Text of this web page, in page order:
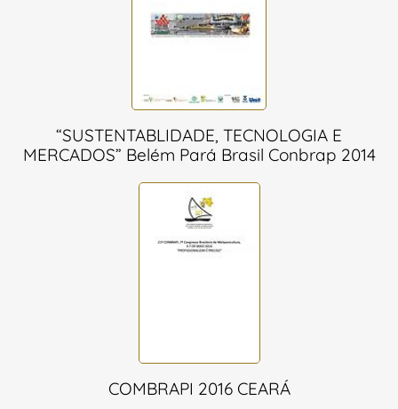
“SUSTENTABLIDADE, TECNOLOGIA E
MERCADOS” Belém Pará Brasil Conbrap 2014
COMBRAPI 2016 CEARÁ